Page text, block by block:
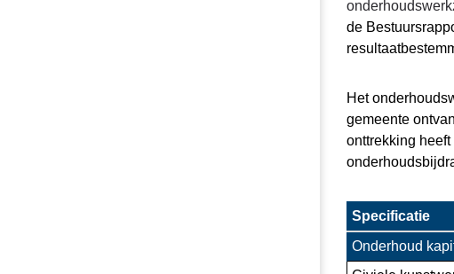
de
Het
gemeente
onttrekking
Specificatie
Onderhoud